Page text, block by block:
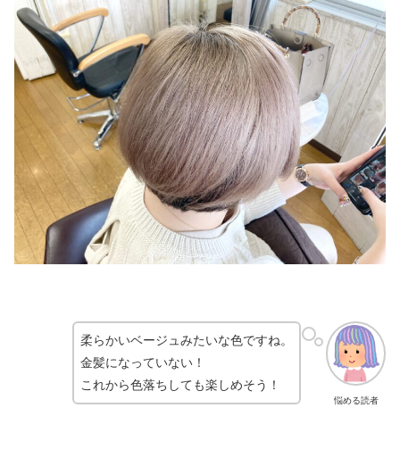
悩める読者
柔らかいベージュみたいな色ですね。
金髪になっていない！
これから色落ちしても楽しめそう！